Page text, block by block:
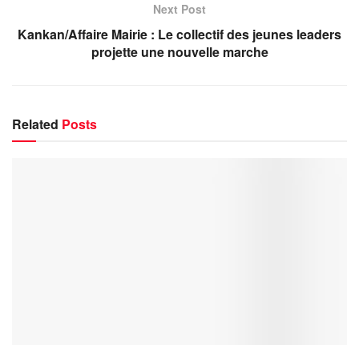
Next Post
Kankan/Affaire Mairie : Le collectif des jeunes leaders
projette une nouvelle marche
Related Posts